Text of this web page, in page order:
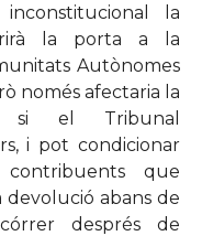
la
la porta a la
Autònomes
només afectaria la
si el Tribunal
i pot condicionar
que
abans de
després de